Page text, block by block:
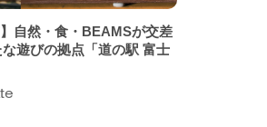
】自然・食・BEAMSが交差
遊びの拠点「道の駅 富士